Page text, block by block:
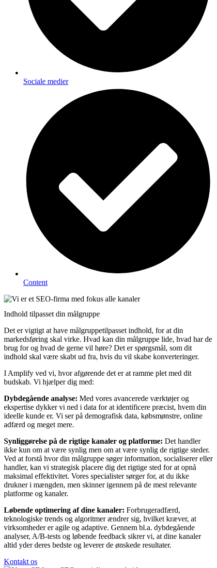
Sociale medier
Content
Indhold tilpasset din målgruppe
Det er vigtigt at have målgruppetilpasset indhold, for at din
markedsføring skal virke. Hvad kan din målgruppe lide, hvad har de
brug for og hvad de gerne vil høre? Det er spørgsmål, som dit
indhold skal være skabt ud fra, hvis du vil skabe konverteringer.
I Amplify ved vi, hvor afgørende det er at ramme plet med dit
budskab. Vi hjælper dig med:
Dybdegående analyse: Med vores avancerede værktøjer og
ekspertise dykker vi ned i data for at identificere præcist, hvem din
ideelle kunde er. Vi ser på demografisk data, købsmønstre, online
adfærd og meget mere.
Synliggørelse på de rigtige kanaler og platforme: Det handler
ikke kun om at være synlig men om at være synlig de rigtige steder.
Ved at forstå hvor din målgruppe søger information, socialiserer eller
handler, kan vi strategisk placere dig det rigtige sted for at opnå
maksimal effektivitet. Vores specialister sørger for, at du ikke
drukner i mængden, men skinner igennem på de mest relevante
platforme og kanaler.
Løbende optimering af dine kanaler: Forbrugeradfærd,
teknologiske trends og algoritmer ændrer sig, hvilket kræver, at
virksomheder er agile og adaptive. Gennem bl.a. dybdegående
analyser, A/B-tests og løbende feedback sikrer vi, at dine kanaler
altid yder deres bedste og leverer de ønskede resultater.
Kontakt os